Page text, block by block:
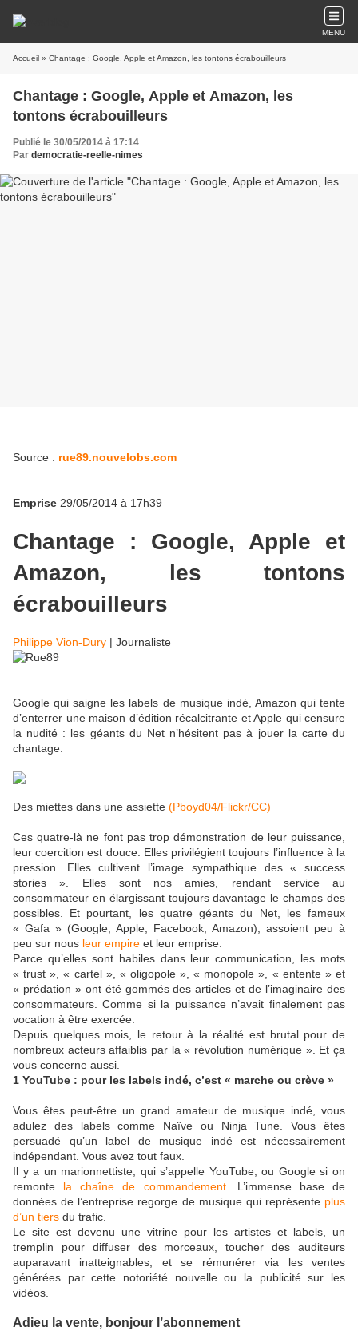
MENU
Accueil » Chantage : Google, Apple et Amazon, les tontons écrabouilleurs
Chantage : Google, Apple et Amazon, les
tontons écrabouilleurs
Publié le 30/05/2014 à 17:14
Par democratie-reelle-nimes
Source : rue89.nouvelobs.com
Emprise 29/05/2014 à 17h39
Chantage : Google, Apple et
Amazon, les tontons
écrabouilleurs
Philippe Vion-Dury | Journaliste
Google qui saigne les labels de musique indé, Amazon qui tente
d’enterrer une maison d’édition récalcitrante et Apple qui censure
la nudité : les géants du Net n’hésitent pas à jouer la carte du
chantage.
Des miettes dans une assiette (Pboyd04/Flickr/CC)
Ces quatre-là ne font pas trop démonstration de leur puissance,
leur coercition est douce. Elles privilégient toujours l’influence à la
pression. Elles cultivent l’image sympathique des « success
stories ». Elles sont nos amies, rendant service au
consommateur en élargissant toujours davantage le champs des
possibles. Et pourtant, les quatre géants du Net, les fameux
« Gafa » (Google, Apple, Facebook, Amazon), assoient peu à
peu sur nous leur empire et leur emprise.
Parce qu’elles sont habiles dans leur communication, les mots
« trust », « cartel », « oligopole », « monopole », « entente » et
« prédation » ont été gommés des articles et de l’imaginaire des
consommateurs. Comme si la puissance n’avait finalement pas
vocation à être exercée.
Depuis quelques mois, le retour à la réalité est brutal pour de
nombreux acteurs affaiblis par la « révolution numérique ». Et ça
vous concerne aussi.
1 YouTube : pour les labels indé, c’est « marche ou crève »
Vous êtes peut-être un grand amateur de musique indé, vous
adulez des labels comme Naïve ou Ninja Tune. Vous êtes
persuadé qu’un label de musique indé est nécessairement
indépendant. Vous avez tout faux.
Il y a un marionnettiste, qui s’appelle YouTube, ou Google si on
remonte la chaîne de commandement. L’immense base de
données de l’entreprise regorge de musique qui représente plus
d’un tiers du trafic.
Le site est devenu une vitrine pour les artistes et labels, un
tremplin pour diffuser des morceaux, toucher des auditeurs
auparavant inatteignables, et se rémunérer via les ventes
générées par cette notoriété nouvelle ou la publicité sur les
vidéos.
Adieu la vente, bonjour l’abonnement